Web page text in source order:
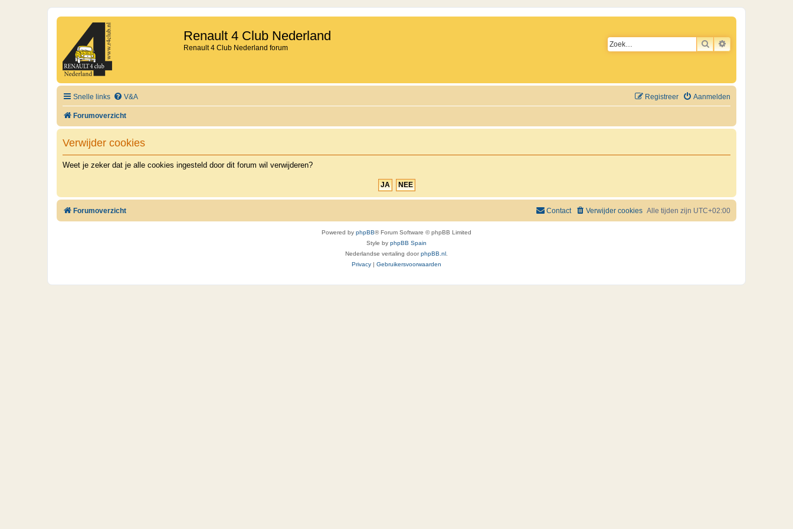
Renault 4 Club Nederland
Renault 4 Club Nederland forum ZOEKUITGEBREID
Snelle links V&A Aanmelden
Registreer
Forumoverzicht
Verwijder cookies
Weet je zeker dat je alle cookies ingesteld door dit forum wil verwijderen?
Forumoverzicht Alle tijden zijn UTC+02:00
Verwijder cookies
Contact
Powered by phpBB® Forum Software © phpBB Limited
Style by phpBB Spain
Nederlandse vertaling doorphpBB.nl
Privacy | Gebruikersvoorwaarden